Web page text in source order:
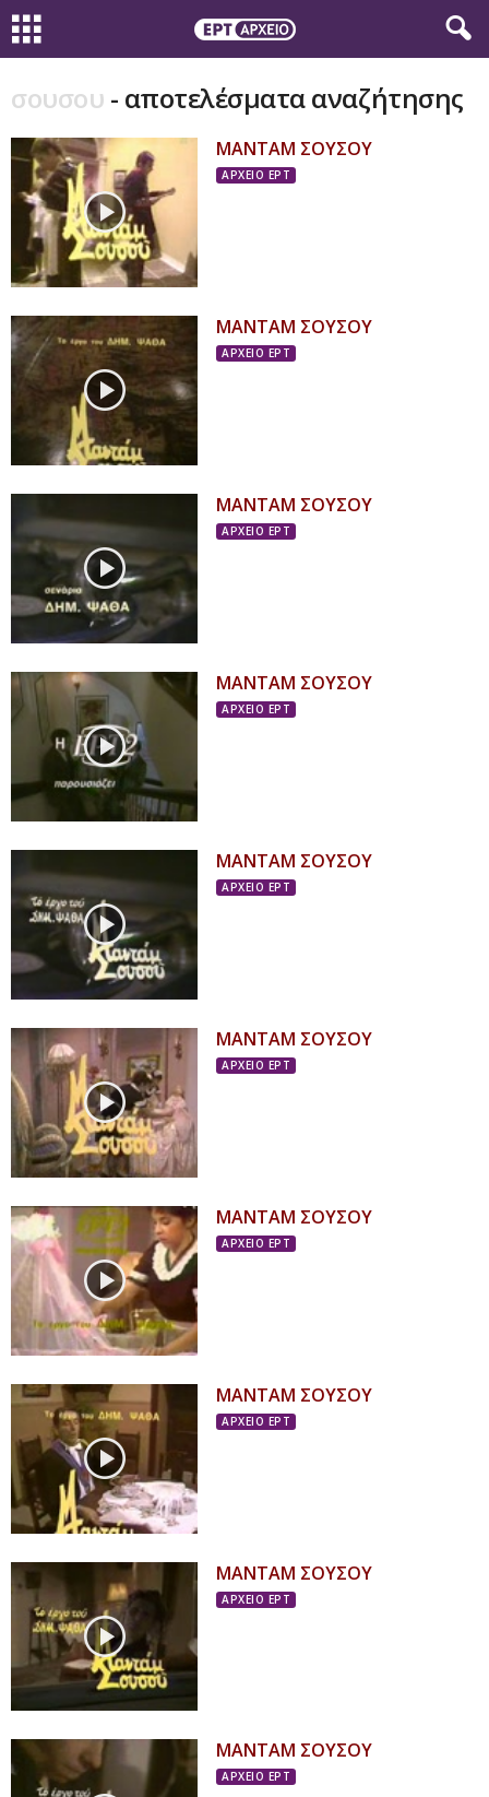
σουσου - αποτελέσματα αναζήτησης
ΜΑΝΤΑΜ ΣΟΥΣΟΥ
ΑΡΧΕΙΟ ΕΡΤ
ΜΑΝΤΑΜ ΣΟΥΣΟΥ
ΑΡΧΕΙΟ ΕΡΤ
ΜΑΝΤΑΜ ΣΟΥΣΟΥ
ΑΡΧΕΙΟ ΕΡΤ
ΜΑΝΤΑΜ ΣΟΥΣΟΥ
ΑΡΧΕΙΟ ΕΡΤ
ΜΑΝΤΑΜ ΣΟΥΣΟΥ
ΑΡΧΕΙΟ ΕΡΤ
ΜΑΝΤΑΜ ΣΟΥΣΟΥ
ΑΡΧΕΙΟ ΕΡΤ
ΜΑΝΤΑΜ ΣΟΥΣΟΥ
ΑΡΧΕΙΟ ΕΡΤ
ΜΑΝΤΑΜ ΣΟΥΣΟΥ
ΑΡΧΕΙΟ ΕΡΤ
ΜΑΝΤΑΜ ΣΟΥΣΟΥ
ΑΡΧΕΙΟ ΕΡΤ
ΜΑΝΤΑΜ ΣΟΥΣΟΥ
ΑΡΧΕΙΟ ΕΡΤ